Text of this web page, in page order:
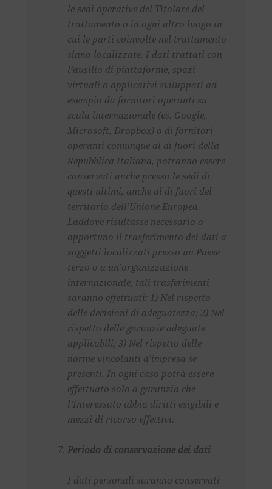
le sedi operative del Titolare del
trattamento o in ogni altro luogo in
cui le parti coinvolte nel trattamento
siano localizzate. I dati trattati con
l’ausilio di piattaforme, spazi
virtuali o applicativi sviluppati ad
esempio da fornitori operanti su
scala internazionale (es. Google,
Microsoft, Dropbox) o di fornitori
operanti comunque al di fuori della
Repubblica Italiana, potranno essere
conservati anche presso le sedi di
questi ultimi, anche al di fuori del
territorio dell’Unione Europea.
Laddove risultasse necessario o
opportuno il trasferimento dei dati a
soggetti localizzati presso un Paese
terzo o a un’organizzazione
internazionale, tali trasferimenti
saranno effettuati: 1) Nel rispetto
delle decisioni di adeguatezza; 2) Nel
rispetto delle garanzie adeguate
applicabili; 3) Nel rispetto delle
norme vincolanti d’impresa se
presenti. In ogni caso potrà essere
effettuato solo a garanzia che
l’Interessato abbia diritti esigibili e
mezzi di ricorso effettivi.
Periodo di conservazione dei dati
I dati personali saranno conservati